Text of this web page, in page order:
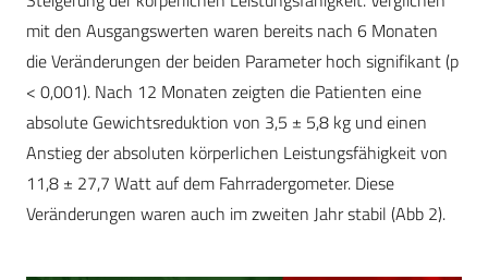
mit den Ausgangswerten waren bereits nach 6 Monaten
die Veränderungen der beiden Parameter hoch signifikant (p
< 0,001). Nach 12 Monaten zeigten die Patienten eine
absolute Gewichtsreduktion von 3,5 ± 5,8 kg und einen
Anstieg der absoluten körperlichen Leistungsfähigkeit von
11,8 ± 27,7 Watt auf dem Fahrradergometer. Diese
Veränderungen waren auch im zweiten Jahr stabil (Abb 2).